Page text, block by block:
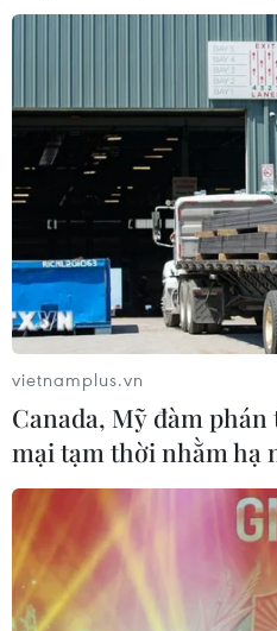
vietnamplus.vn
Canada, Mỹ đàm
mại tạm thời nhằm hạ